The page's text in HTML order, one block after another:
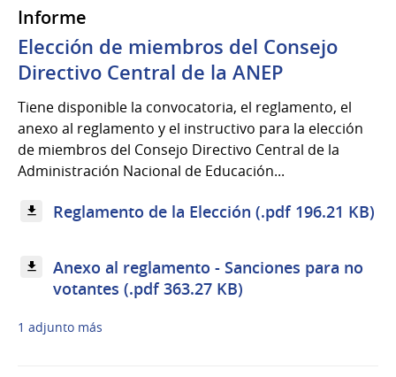
Informe
Elección de miembros del Consejo
Directivo Central de la ANEP
Tiene disponible la convocatoria, el reglamento, el
anexo al reglamento y el instructivo para la elección
de miembros del Consejo Directivo Central de la
Administración Nacional de Educación...
Reglamento de la Elección (.pdf 196.21 KB)
Anexo al reglamento - Sanciones para no
votantes (.pdf 363.27 KB)
1 adjunto más